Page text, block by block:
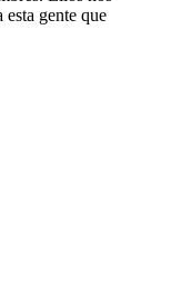
gente que